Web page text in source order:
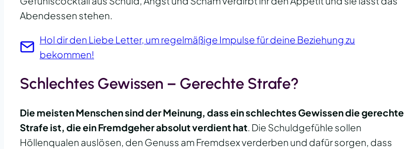
Abendessen stehen.
Hol dir den Liebe Letter, um regelmäßige Impulse für deine Beziehung zu
bekommen!
Schlechtes Gewissen – Gerechte Strafe?
Die meisten Menschen sind der Meinung, dass ein schlechtes Gewissen die gerechte
Strafe ist, die ein Fremdgeher absolut verdient hat. Die Schuldgefühle sollen
Höllenqualen auslösen, den Genuss am Fremdsex verderben und dafür sorgen, dass